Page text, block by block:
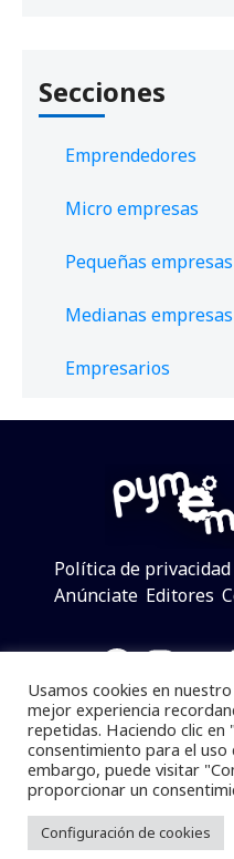
Secciones
Emprendedores
Micro empresas
Pequeñas empresas
Medianas empresas
Empresarios
Política de privacidad
Anúnciate Editores
Pymempresario © 2025
Se prohibe el uso de la
dar
Usamos cookies en
mejor experiencia
repetidas. Haciendo clic
consentimiento para el uso
embargo, puede visitar
proporcionar un
Configuración de cookies